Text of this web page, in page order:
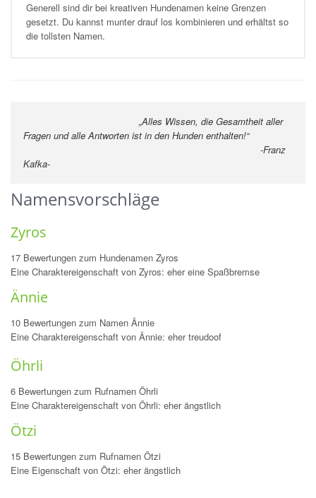
Generell sind dir bei kreativen Hundenamen keine Grenzen
gesetzt. Du kannst munter drauf los kombinieren und erhältst so
die tollsten Namen.
„Alles Wissen, die Gesamtheit aller
Fragen und alle Antworten ist in den Hunden enthalten!“
-Franz
Kafka-
Namensvorschläge
Zyros
17 Bewertungen zum Hundenamen Zyros
Eine Charaktereigenschaft von Zyros: eher eine Spaßbremse
Ännie
10 Bewertungen zum Namen Ännie
Eine Charaktereigenschaft von Ännie: eher treudoof
Öhrli
6 Bewertungen zum Rufnamen Öhrli
Eine Charaktereigenschaft von Öhrli: eher ängstlich
Ötzi
15 Bewertungen zum Rufnamen Ötzi
Eine Eigenschaft von Ötzi: eher ängstlich